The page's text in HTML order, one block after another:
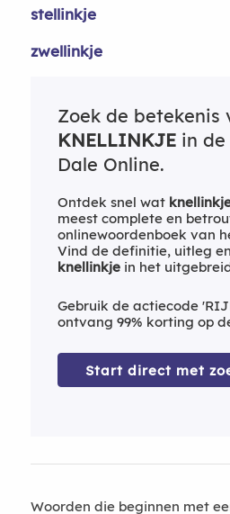
stellinkje
zwellinkje
Zoek de betekenis
KNELLINKJEin de
Dale Online.
Ontdek snel wat
meest complete en
onlinewoordenboek van
Vind de definitie, uitleg
knellinkjein het
Gebruik de actiecode
ontvang 99% korting op
Start direct met
Woorden die beginnen met